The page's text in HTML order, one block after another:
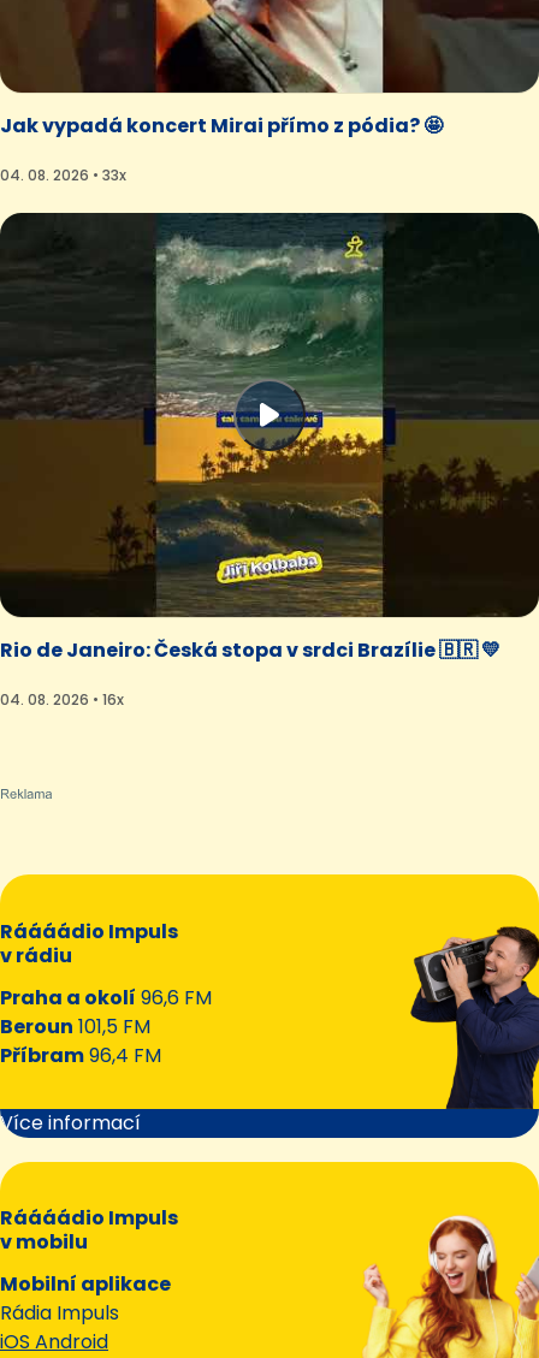
Jak vypadá koncert Mirai přímo z pódia? 🤩
04. 08. 2026 • 33x
Rio de Janeiro: Česká stopa v srdci Brazílie 🇧🇷 💛
04. 08. 2026 • 16x
Ráááádio Impuls
v rádiu
Praha a okolí 96,6 FM
Beroun 101,5 FM
Příbram96,4 FM
Více informací
Ráááádio Impuls
v mobilu
Mobilní aplikace
Rádia Impuls
iOS Android